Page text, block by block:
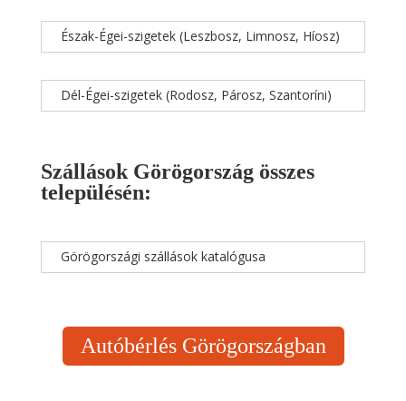
Észak-Égei-szigetek (Leszbosz, Limnosz, Híosz)
Dél-Égei-szigetek (Rodosz, Párosz, Szantoríni)
Szállások Görögország összes
településén:
Görögországi szállások katalógusa
Autóbérlés Görögországban